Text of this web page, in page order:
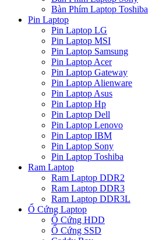
Bàn Phím Laptop Toshiba
Pin Laptop
Pin Laptop LG
Pin Laptop MSI
Pin Laptop Samsung
Pin Laptop Acer
Pin Laptop Gateway
Pin Laptop Alienware
Pin Laptop Asus
Pin Laptop Hp
Pin Laptop Dell
Pin Laptop Lenovo
Pin Laptop IBM
Pin Laptop Sony
Pin Laptop Toshiba
Ram Laptop
Ram Laptop DDR2
Ram Laptop DDR3
Ram Laptop DDR3L
Ổ Cứng Laptop
Ổ Cứng HDD
Ổ Cứng SSD